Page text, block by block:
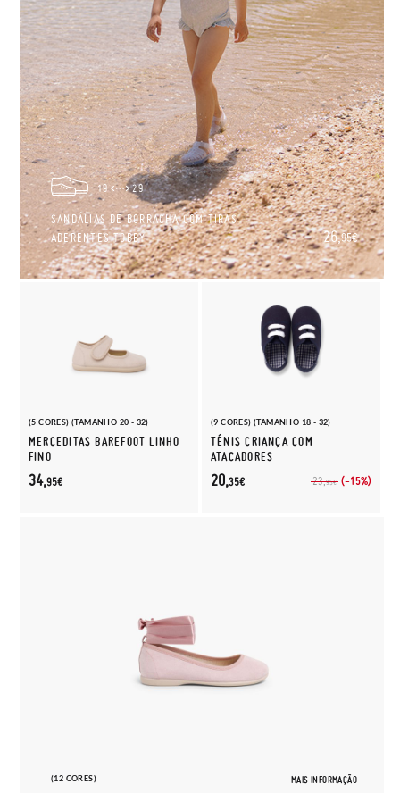
19 29
SANDÁLIAS DE BORRACHA COM TIRAS
ADERENTES TOBBY
26,95€
(5 CORES) (TAMANHO 20 - 32)
MERCEDITAS BAREFOOT LINHO
FINO
34,95€
(9 CORES) (TAMANHO 18 - 32)
TÉNIS CRIANÇA COM
ATACADORES
23,95€ (-15%)
20,35€
(12 CORES) MAIS INFORMAÇÃO